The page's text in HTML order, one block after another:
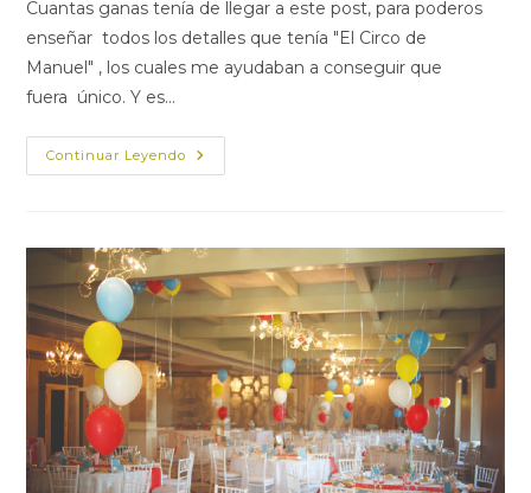
entrada:
Cuantas ganas tenía de llegar a este post, para poderos
enseñar todos los detalles que tenía "El Circo de
Manuel" , los cuales me ayudaban a conseguir que
fuera único. Y es…
Continuar Leyendo UNA
CANDY
DETALLES
PEQUEÑOS
QUE
HACÍAN
REALIDAD
LOS
GRANDES
SUEÑOS…